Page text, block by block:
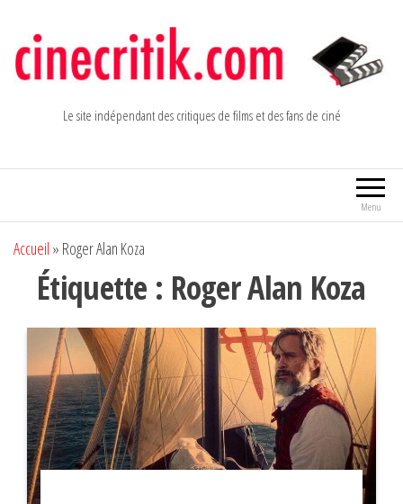
contenu
Le site indépendant des critiques de films et des fans de ciné
Menu
Accueil » Roger Alan Koza
Étiquette : Roger Alan Koza